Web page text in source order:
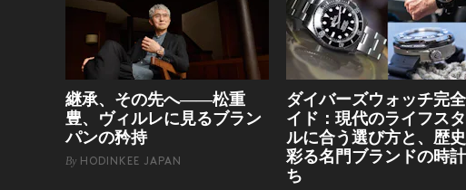
継承、その先へ——松重
豊、ヴィルレに見るブラン
パンの矜持
By HODINKEE JAPAN
ダイバーズウォッチ完
イド：現代のライフス
ルに合う選び方と、歴
彩る名門ブランドの時
ち